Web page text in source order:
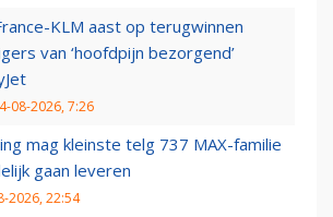
KLM aast op terugwinnen
van ‘hoofdpijn bezorgend’
08-2026, 7:26
mag kleinste telg 737 MAX-familie
gaan leveren
2026, 22:54